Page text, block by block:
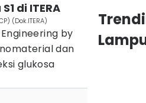
di ITERA
(Dok.ITERA)
by
dan
glukosa